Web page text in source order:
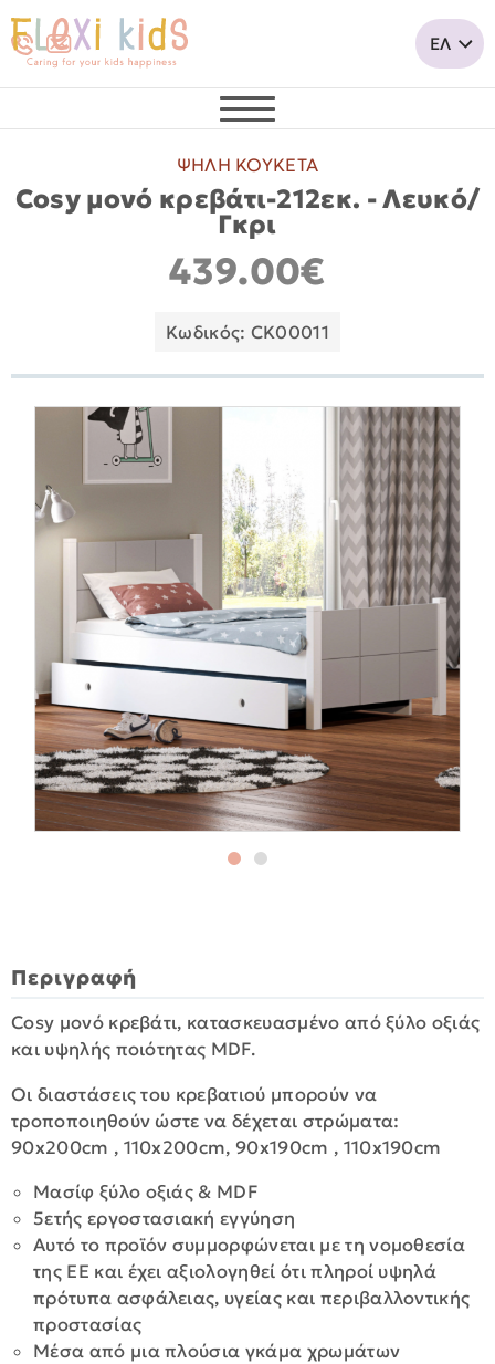
ΨΗΛΗ ΚΟΥΚΕΤΑ
Cosy μονό κρεβάτι-212εκ. - Λευκό/
Γκρι
439.00€
Κωδικός: CK00011
Περιγραφή
Cosy μονό κρεβάτι, κατασκευασμένο από ξύλο οξιάς
και υψηλής ποιότητας MDF.
Οι διαστάσεις του κρεβατιού μπορούν να
τροποποιηθούν ώστε να δέχεται στρώματα:
90x200cm , 110x200cm, 90x190cm , 110x190cm
Μασίφ ξύλο οξιάς & MDF
5ετής εργοστασιακή εγγύηση
Αυτό το προϊόν συμμορφώνεται με τη νομοθεσία
της ΕΕ και έχει αξιολογηθεί ότι πληροί υψηλά
πρότυπα ασφάλειας, υγείας και περιβαλλοντικής
προστασίας
Μέσα από μια πλούσια γκάμα χρωμάτων